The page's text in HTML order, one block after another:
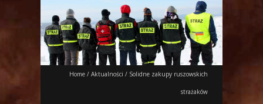
Home / Aktualności / Solidne zakupy ruszowskich
strażaków